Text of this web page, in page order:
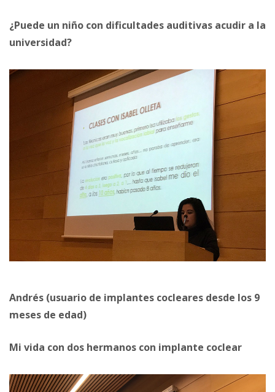
¿Puede un niño con dificultades auditivas acudir a la
universidad?
Andrés (usuario de implantes cocleares desde los 9
meses de edad)
Mi vida con dos hermanos con implante coclear